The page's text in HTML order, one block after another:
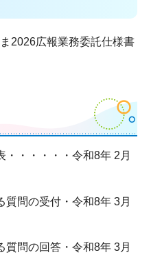
2026広報業務委託仕様書
・・・・・・令和8年 2月
質問の受付・令和8年 3月
質問の回答・令和8年 3月